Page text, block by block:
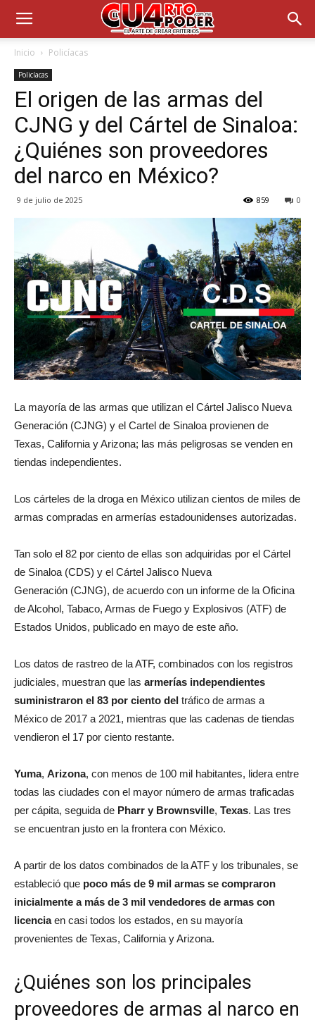
Inicio Policíacas
Policíacas
El origen de las armas del
CJNG y del Cártel de Sinaloa:
¿Quiénes son proveedores
del narco en México?
9 de julio de 2025 0
859
La mayoría de las armas que utilizan el Cártel Jalisco Nueva
Generación (CJNG) y el Cartel de Sinaloa provienen de
Texas, California y Arizona; las más peligrosas se venden en
tiendas independientes.
Los cárteles de la droga en México utilizan cientos de miles de
armas compradas en armerías estadounidenses autorizadas.
Tan solo el 82 por ciento de ellas son adquiridas por el Cártel
de Sinaloa (CDS) y el Cártel Jalisco Nueva
Generación (CJNG), de acuerdo con un informe de la Oficina
de Alcohol, Tabaco, Armas de Fuego y Explosivos (ATF) de
Estados Unidos, publicado en mayo de este año.
Los datos de rastreo de la ATF, combinados con los registros
judiciales, muestran que las armerías independientes
suministraron el 83 por ciento del tráfico de armas a
México de 2017 a 2021, mientras que las cadenas de tiendas
vendieron el 17 por ciento restante.
Yuma, Arizona, con menos de 100 mil habitantes, lidera entre
todas las ciudades con el mayor número de armas traficadas
per cápita, seguida de Pharr y Brownsville, Texas. Las tres
se encuentran justo en la frontera con México.
A partir de los datos combinados de la ATF y los tribunales, se
estableció que poco más de 9 mil armas se compraron
inicialmente a más de 3 mil vendedores de armas con
licenciaen casi todos los estados, en su mayoría
provenientes de Texas, California y Arizona.
¿Quiénes son los principales
proveedores de armas al narco en